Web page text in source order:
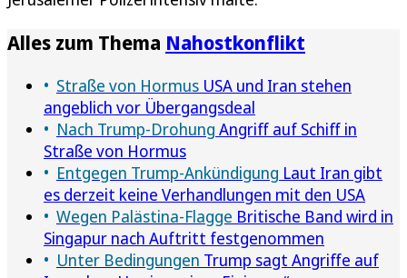
Alles zum Thema Nahostkonflikt
Straße von Hormus USA und Iran stehen
angeblich vor Übergangsdeal
Nach Trump-Drohung Angriff auf Schiff in
Straße von Hormus
Entgegen Trump-Ankündigung Laut Iran gibt
es derzeit keine Verhandlungen mit den USA
Wegen Palästina-Flagge Britische Band wird in
Singapur nach Auftritt festgenommen
Unter Bedingungen Trump sagt Angriffe auf